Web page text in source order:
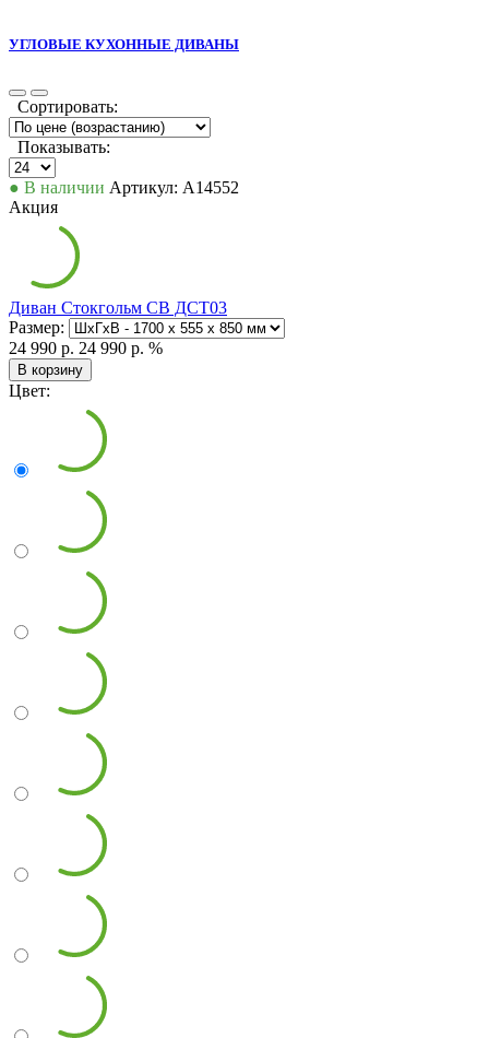
УГЛОВЫЕ КУХОННЫЕ ДИВАНЫ
Сортировать:
Показывать:
● В наличии Артикул: А14552
Акция
Диван Стокгольм СВ ДСТ03
Размер:
24 990 р. 24 990 р. %
В корзину
Цвет: